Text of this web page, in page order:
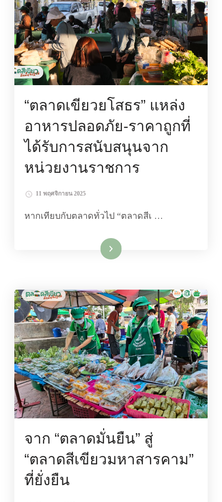
“ตลาดเขียวยโสธร” แหล่ง
อาหารปลอดภัย-ราคาถูกที่
ได้รับการสนับสนุนจาก
หน่วยงานราชการ
11 พฤศจิกายน 2025
หากเทียบกับตลาดทั่วไป “ตลาดสีเ …
อ่านเพิ่มเติม
จาก “ตลาดมั่นยืน” สู่
“ตลาดสีเขียวมหาสารคาม”
ที่ยั่งยืน